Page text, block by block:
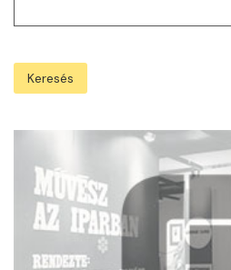
Keresés